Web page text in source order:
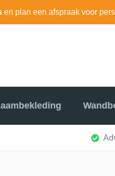
en plan een afspraak voor